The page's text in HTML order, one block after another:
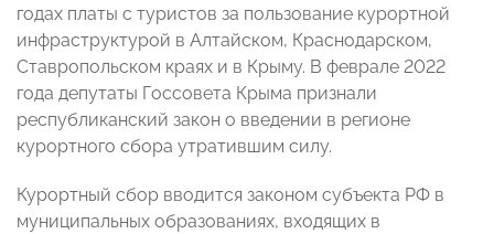
годах платы с туристов за пользование курортной
инфраструктурой в Алтайском, Краснодарском,
Ставропольском краях и в Крыму. В феврале 2022
года депутаты Госсовета Крыма признали
республиканский закон о введении в регионе
курортного сбора утратившим силу.
Курортный сбор вводится законом субъекта РФ в
муниципальных образованиях, входящих в